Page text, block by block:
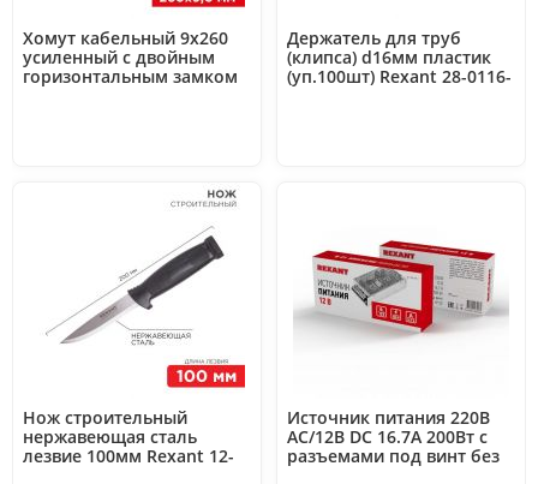
Хомут кабельный 9х260
усиленный с двойным
горизонтальным замком
Держатель для труб
(клипса) d16мм пластик
(уп.100шт) Rexant 28-0116-
Нож строительный
нержавеющая сталь
лезвие 100мм Rexant 12-
Источник питания 220В
AC/12В DC 16.7A 200Вт с
разъемами под винт без